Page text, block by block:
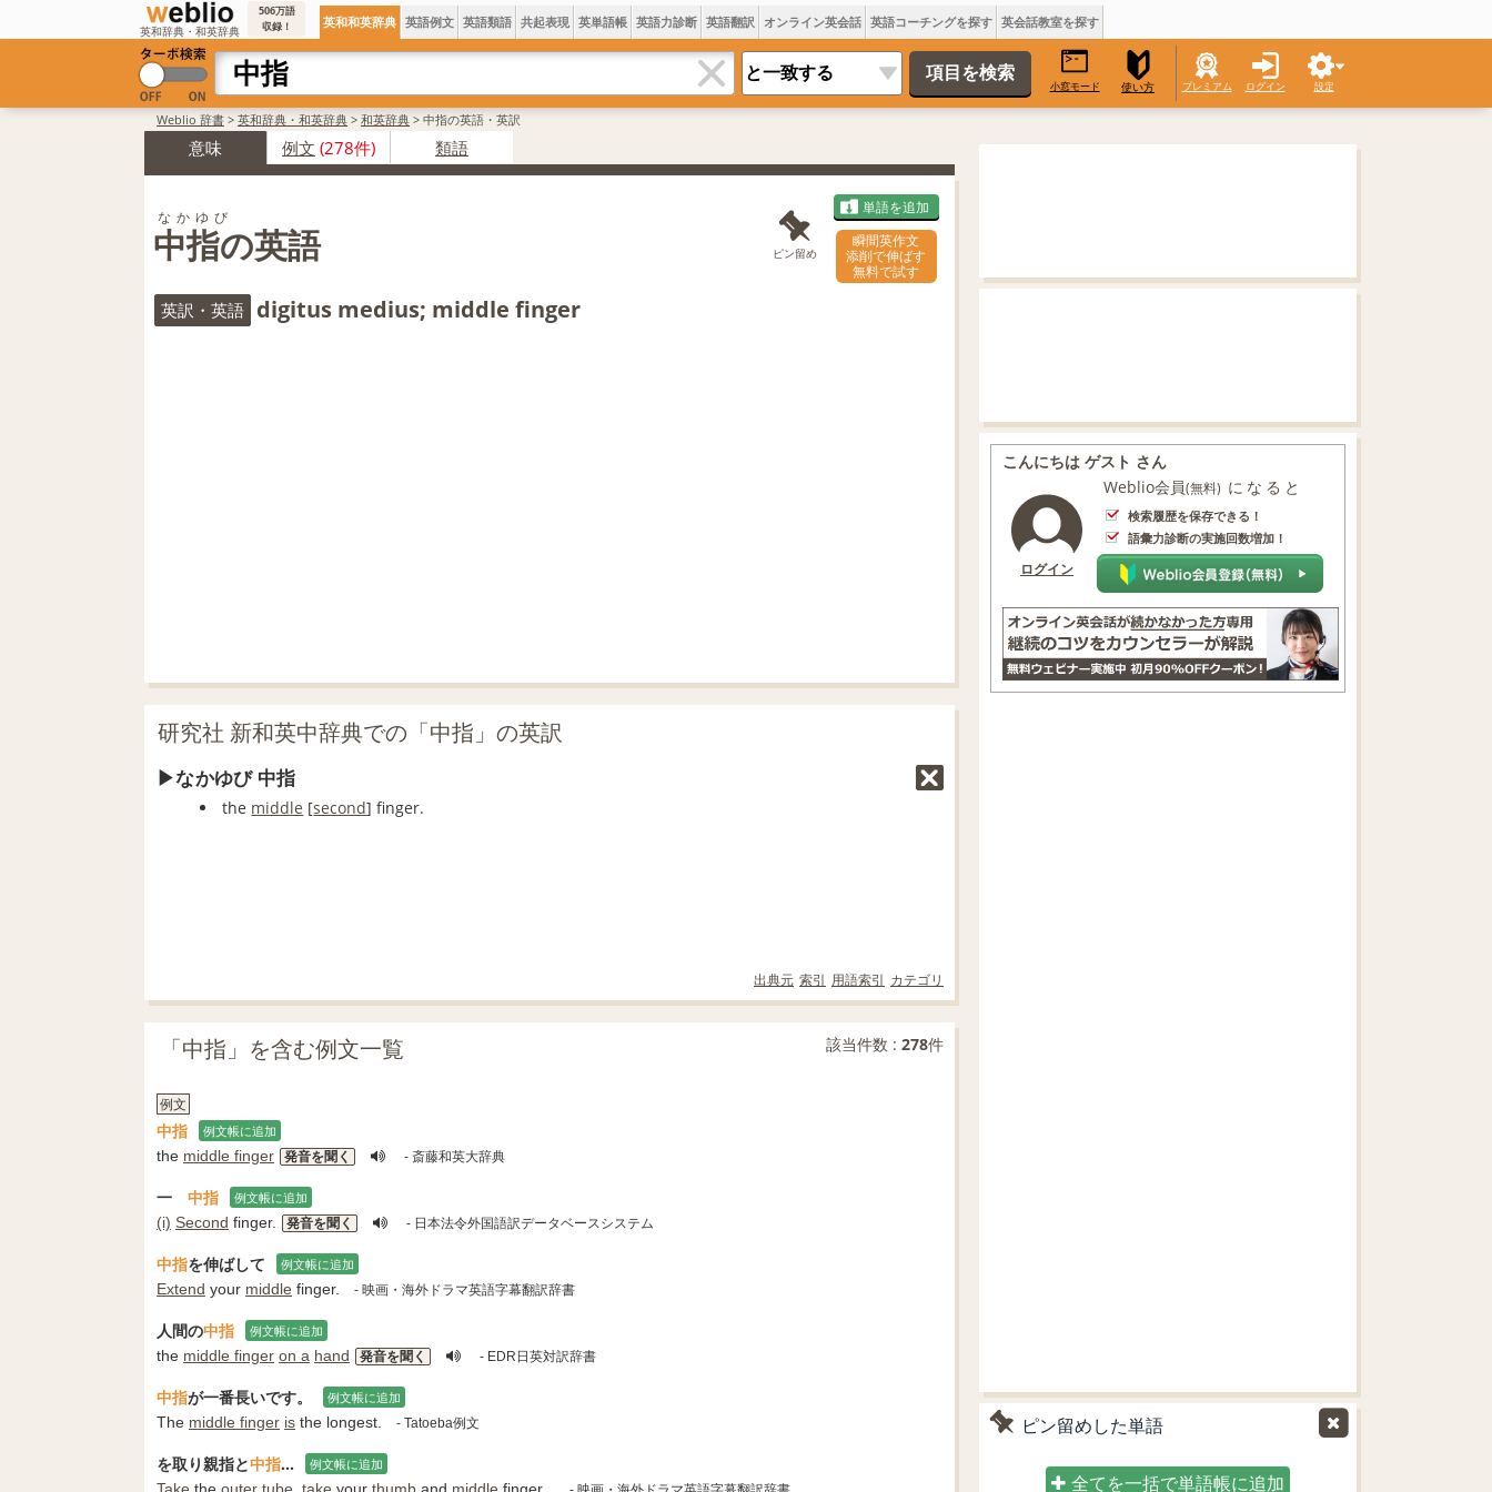
英和辞典・和英辞典
506万語
収録！
英和和英辞典 英語例文 英語類語 共起表現 英単語帳 英語力診断 英語翻訳 オンライン英会話 英語コーチングを探す 英会話教室を探す
小窓モード 使い方 プレミアム ログイン 設定
Weblio 辞書 > 英和辞典・和英辞典 > 和英辞典 > 中指の英語・英訳
意味 例文 (278件) 類語
中指の英語
なかゆび
ピン留め
単語を追加
瞬間英作文
添削で伸ばす
無料で試す
英訳・英語 digitus medius; middle finger
研究社 新和英中辞典での「中指」の英訳
なかゆび 中指
the middle [second] finger.
出典元 索引 用語索引 カテゴリ
「中指」を含む例文一覧 該当件数 : 278件
例文
中指 例文帳に追加
the middle finger 発音を聞く - 斎藤和英大辞典
一 中指 例文帳に追加
(i) Second finger. 発音を聞く - 日本法令外国語訳データベースシステム
中指を伸ばして 例文帳に追加
Extend your middle finger. - 映画・海外ドラマ英語字幕翻訳辞書
人間の中指 例文帳に追加
the middle finger on a hand 発音を聞く - EDR日英対訳辞書
中指が一番長いです。 例文帳に追加
The middle finger is the longest. - Tatoeba例文
を取り親指と中指... 例文帳に追加
こんにちは ゲスト さん
ログイン
Weblio会員(無料) になると
検索履歴を保存できる！
語彙力診断の実施回数増加！
ピン留めした単語
全てを一括で単語帳に追加